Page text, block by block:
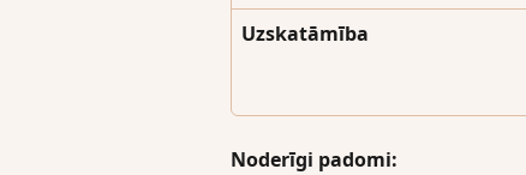
Uzskatāmība
Noderīgi padomi: